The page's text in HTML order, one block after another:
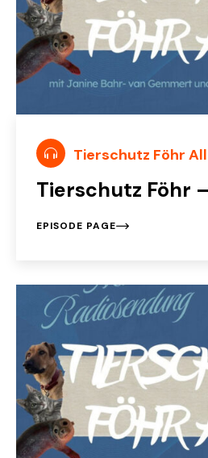
Tierschutz Föhr
Tierschutz Föhr
EPISODE PAGE